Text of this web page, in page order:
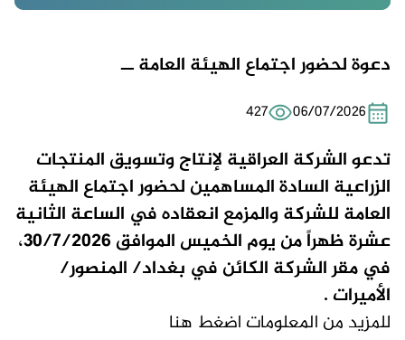
دعوة لحضور اجتماع الهيئة العامة ــ
06/07/2026
427
تدعو الشركة العراقية لإنتاج وتسويق المنتجات
الزراعية السادة المساهمين لحضور اجتماع الهيئة
العامة للشركة والمزمع انعقاده في الساعة الثانية
عشرة ظهراً من يوم الخميس الموافق 30/7/2026،
في مقر الشركة الكائن في بغداد/ المنصور/
الأميرات .
للمزيد من المعلومات اضغط هنا